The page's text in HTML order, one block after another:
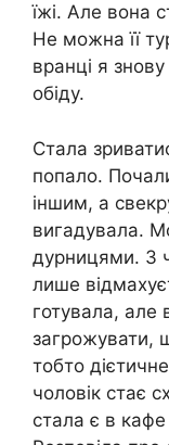
їжі. Але вона
Не можна її
вранці я
обіду.
Стала
попало.
іншим, а
вигадувала.
дурницями. З
лише
готувала, але
загрожувати,
тобто
чоловік стає
стала є в